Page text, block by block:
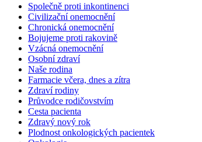
Společně proti inkontinenci
Civilizační onemocnění
Chronická onemocnění
Bojujeme proti rakovině
Vzácná onemocnění
Osobní zdraví
Naše rodina
Farmacie včera, dnes a zítra
Zdraví rodiny
Průvodce rodičovstvím
Cesta pacienta
Zdravý nový rok
Plodnost onkologických pacientek